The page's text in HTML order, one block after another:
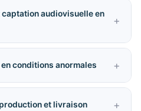
audiovisuelle en
conditions anormales
et livraison